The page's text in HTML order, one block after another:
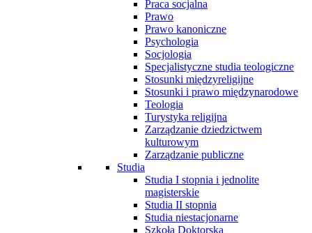
Praca socjalna
Prawo
Prawo kanoniczne
Psychologia
Socjologia
Specjalistyczne studia teologiczne
Stosunki międzyreligijne
Stosunki i prawo międzynarodowe
Teologia
Turystyka religijna
Zarządzanie dziedzictwem
kulturowym
Zarządzanie publiczne
Studia
Studia I stopnia i jednolite
magisterskie
Studia II stopnia
Studia niestacjonarne
Szkoła Doktorska